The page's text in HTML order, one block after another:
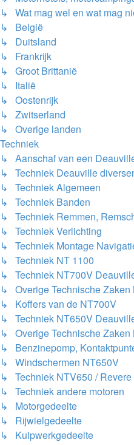
↳ Wat mag wel en wat mag
↳ België
↳ Duitsland
↳ Frankrijk
↳ Groot Brittanië
↳ Italië
↳ Oostenrijk
↳ Zwitserland
↳ Overige landen
Techniek
↳ Aanschaf van een
↳ Techniek Deauville
↳ Techniek Algemeen
↳ Techniek Banden
↳ Techniek Remmen,
↳ Techniek Verlichting
↳ Techniek Montage
↳ Techniek NT 1100
↳ Techniek NT700V
↳ Overige Technische Zaken
↳ Koffers van de NT700V
↳ Techniek NT650V
↳ Overige Technische Zaken
↳ Benzinepomp,
↳ Windschermen NT650V
↳ Techniek NTV650 / Revere
↳ Techniek andere motoren
↳ Motorgedeelte
↳ Rijwielgedeelte
↳ Kuipwerkgedeelte